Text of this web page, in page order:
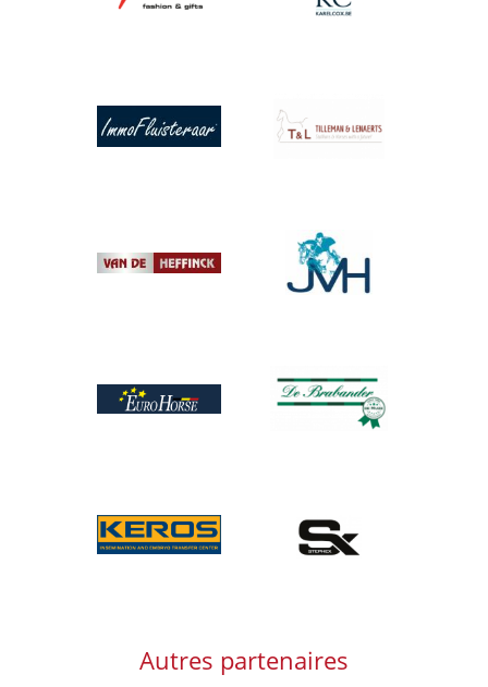
Afbeelding Afbeelding
Afbeelding
Afbeelding
Afbeelding
Afbeelding
Afbeelding
Afbeelding
Autres partenaires